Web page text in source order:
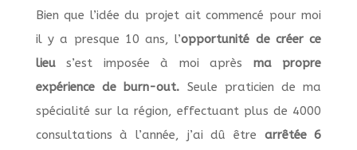
Bien que l’idée du projet ait commencé pour moi
il y a presque 10 ans, l’opportunité de créer ce
lieus’est imposée à moi après ma propre
expérience de burn-out. Seule praticien de ma
spécialité sur la région, effectuant plus de 4000
consultations à l’année, j’ai dû être arrêtée 6